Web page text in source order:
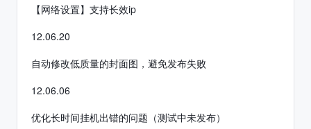
【网络设置】支持长效ip
12.06.20
自动修改低质量的封面图，避免发布失败
12.06.06
优化长时间挂机出错的问题（测试中未发布）